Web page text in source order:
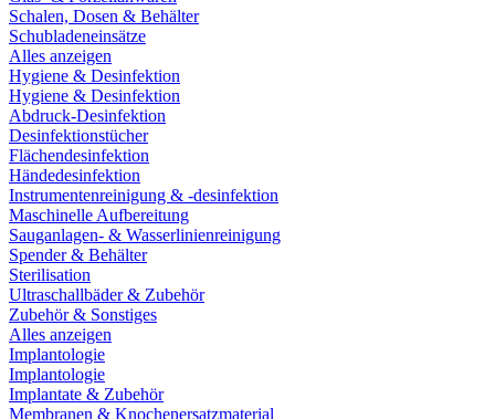
Schalen, Dosen & Behälter
Schubladeneinsätze
Alles anzeigen
Hygiene & Desinfektion
Hygiene & Desinfektion
Abdruck-Desinfektion
Desinfektionstücher
Flächendesinfektion
Händedesinfektion
Instrumentenreinigung & -desinfektion
Maschinelle Aufbereitung
Sauganlagen- & Wasserlinienreinigung
Spender & Behälter
Sterilisation
Ultraschallbäder & Zubehör
Zubehör & Sonstiges
Alles anzeigen
Implantologie
Implantologie
Implantate & Zubehör
Membranen & Knochenersatzmaterial